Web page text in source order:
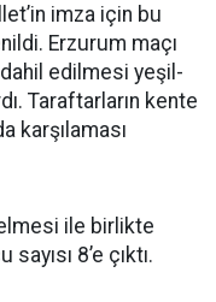
imza için bu
Erzurum maçı
edilmesi yeşil-
Taraftarların kente
karşılaması
ile birlikte
8’e çıktı.